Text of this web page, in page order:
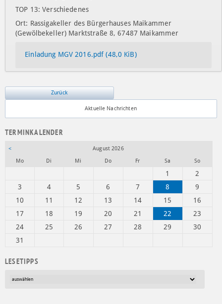
TOP 13: Verschiedenes
Ort: Rassigakeller des Bürgerhauses Maikammer
(Gewölbekeller) Marktstraße 8, 67487 Maikammer
Einladung MGV 2016.pdf(48,0 KiB)
Zurück
Aktuelle Nachrichten
TERMINKALENDER
<
August 2026
Montag Di Mi Donnerstag Freitag Sa Sonntag
1
2
3
4 5 6 7 8
9
10
11 12 13 14 15
16
17
18 19 20 21 22
23
24
25 26 27 28 29
30
31
LESETIPPS